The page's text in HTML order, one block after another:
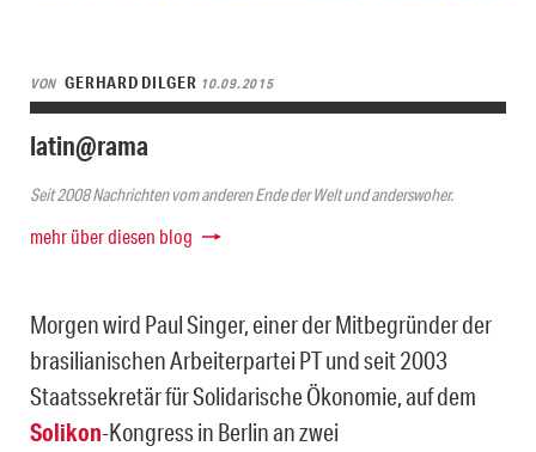
VON GERHARD DILGER 10.09.2015
latin@rama
Seit 2008 Nachrichten vom anderen Ende der Welt und anderswoher.
mehr über diesen blog
Morgen wird Paul Singer, einer der Mitbegründer der
brasilianischen Arbeiterpartei PT und seit 2003
Staatssekretär für Solidarische Ökonomie, auf dem
Solikon-Kongress in Berlin an zwei